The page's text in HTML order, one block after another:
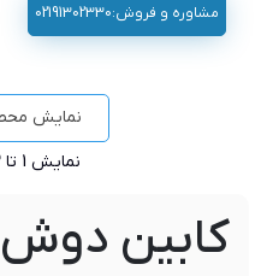
مشاوره و فروش:02191302330
نمایش
نمایش 1 تا 12 از 14 مورد
کابین